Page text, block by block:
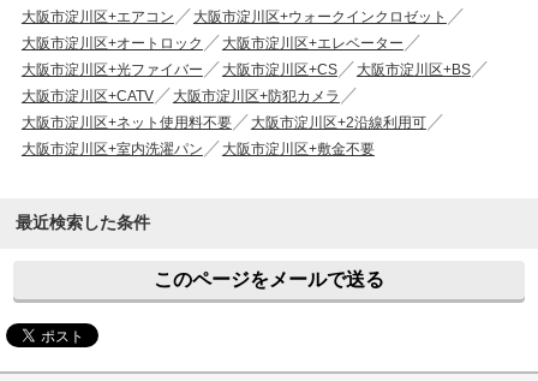
大阪市淀川区+エアコン
大阪市淀川区+ウォークインクロゼット
大阪市淀川区+オートロック
大阪市淀川区+エレベーター
大阪市淀川区+光ファイバー
大阪市淀川区+CS
大阪市淀川区+BS
大阪市淀川区+CATV
大阪市淀川区+防犯カメラ
大阪市淀川区+ネット使用料不要
大阪市淀川区+2沿線利用可
大阪市淀川区+室内洗濯パン
大阪市淀川区+敷金不要
最近検索した条件
このページをメールで送る